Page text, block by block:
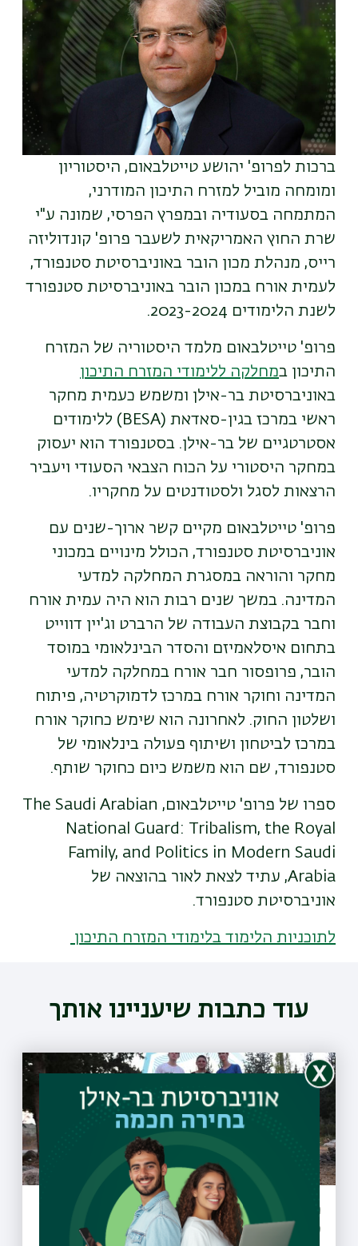
ברכות לפרופ' יהושע טייטלבאום, היסטוריון
ומומחה מוביל למזרח התיכון המודרני,
המתמחה בסעודיה ובמפרץ הפרסי, שמונה ע"י
שרת החוץ האמריקאית לשעבר פרופ' קונדוליזה
רייס, מנהלת מכון הובר באוניברסיטת סטנפורד,
לעמית אורח במכון הובר באוניברסיטת סטנפורד
לשנת הלימודים 2023-2024.
פרופ' טייטלבאום מלמד היסטוריה של המזרח
התיכון במחלקה ללימודי המזרח התיכון
באוניברסיטת בר-אילן ומשמש כעמית מחקר
ראשי במרכז בגין-סאדאת (BESA) ללימודים
אסטרטגיים של בר-אילן. בסטנפורד הוא יעסוק
במחקר היסטורי על הכוח הצבאי הסעודי ויעביר
הרצאות לסגל ולסטודנטים על מחקריו.
פרופ' טייטלבאום מקיים קשר ארוך-שנים עם
אוניברסיטת סטנפורד, הכולל מינויים במכוני
מחקר והוראה במסגרת המחלקה למדעי
המדינה. במשך שנים רבות הוא היה עמית אורח
וחבר בקבוצת העבודה של הרברט וג'יין דווייט
בתחום איסלאמיזם והסדר הבינלאומי במוסד
הובר, פרופסור חבר אורח במחלקה למדעי
המדינה וחוקר אורח במרכז לדמוקרטיה, פיתוח
ושלטון החוק. לאחרונה הוא שימש כחוקר אורח
במרכז לביטחון ושיתוף פעולה בינלאומי של
סטנפורד, שם הוא משמש כיום כחוקר שותף.
ספרו של פרופ' טייטלבאום, The Saudi Arabian
National Guard: Tribalism, the Royal
Family, and Politics in Modern Saudi
Arabia, עתיד לצאת לאור בהוצאה של
אוניברסיטת סטנפורד.
לתוכניות הלימוד בלימודי המזרח התיכון
עוד כתבות שיעניינו אותך
מיזם "קחו אתכם את הזבל" יקודם בעולם
כפורץ דרך